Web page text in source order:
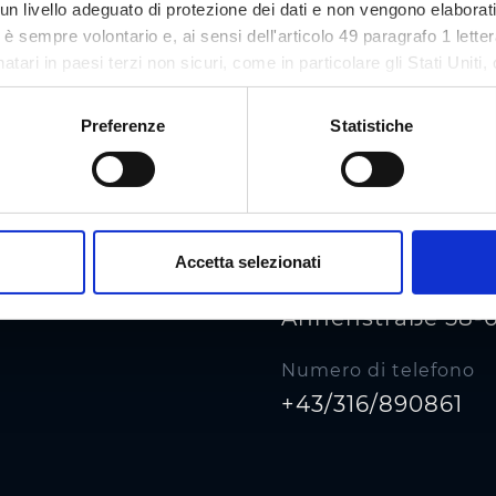
livello adeguato di protezione dei dati e non vengono
sempre volontario e, ai sensi dell'articolo 49 paragrafo 1
in paesi terzi non sicuri, come in particolare gli Stati Uniti,
dei dati. Il tuo consenso non è richiesto per l'utilizzo del
momento sul nostro sito.
Preferenze Statistiche
Accetta selezionati
Annenstraße 58-
Numero di telefono
+43/316/890861